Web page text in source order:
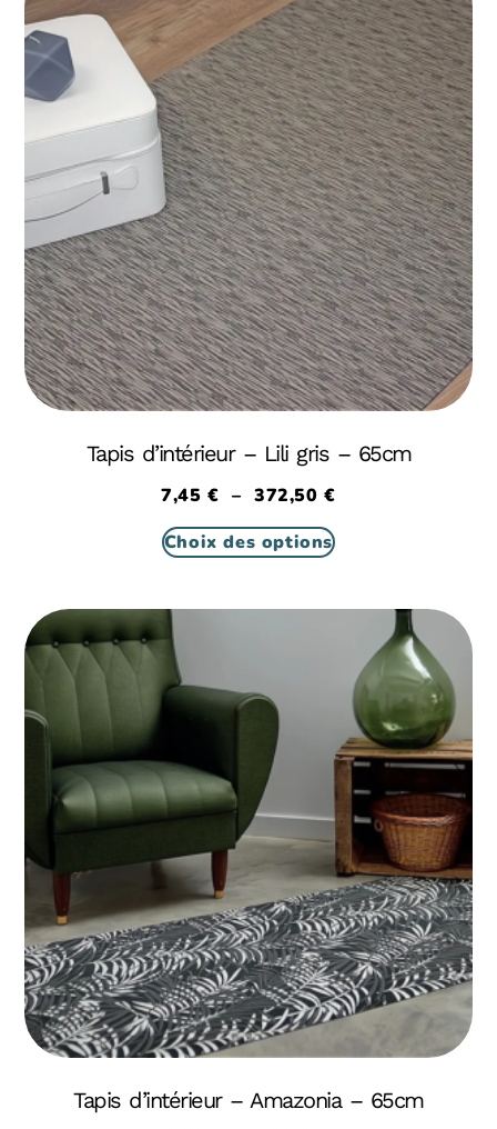
Tapis d’intérieur – Lili gris – 65cm
7,45€ – 372,50€
Choix des options
Tapis d’intérieur – Amazonia – 65cm